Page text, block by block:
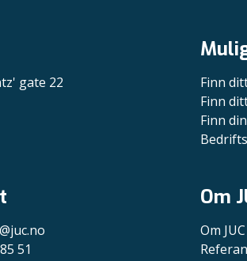
gate 22
Finn
Finn
Finn
51
Om
Om JUC